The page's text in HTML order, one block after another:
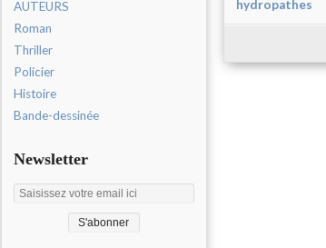
AUTEURS
Roman
Thriller
Policier
Histoire
Bande-dessinée
Newsletter
hydropathes